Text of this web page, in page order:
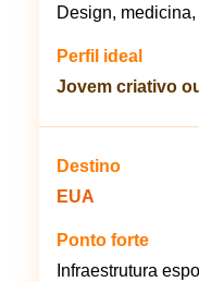
Design,
Jovem criativo
EUA
Infraestrutura